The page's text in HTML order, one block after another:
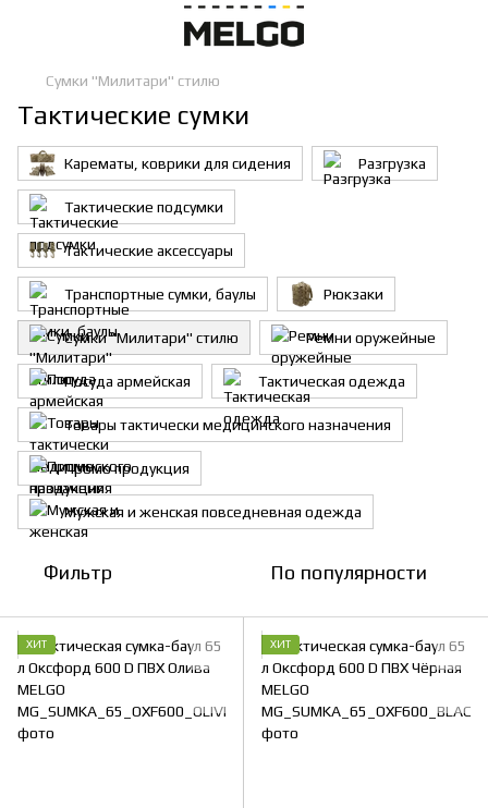
Сумки "Милитари" стилю
Тактические сумки
Карематы, коврики для сидения Разгрузка
Тактические подсумки
Тактические аксессуары
Транспортные сумки, баулы Рюкзаки
Сумки "Милитари" стилю Ремни оружейные
Посуда армейская Тактическая одежда
Товары тактически медицинского назначения
Промо продукция
Мужская и женская повседневная одежда
Фильтр По популярности
ХИТ ХИТ